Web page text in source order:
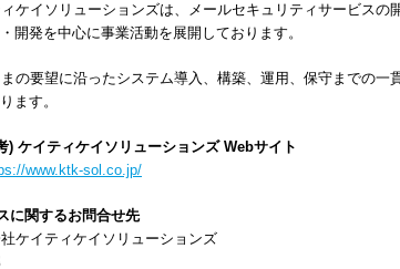
ケイソリューションズは、メールセキュリティサービスの
開発を中心に事業活動を展開しております。
の要望に沿ったシステム導入、構築、運用、保守までの一
ます。
) ケイティケイソリューションズ Webサイト
www.ktk-sol.co.jp/
に関するお問合せ先
ケイティケイソリューションズ